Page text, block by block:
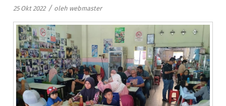
25 Okt 2022 / oleh webmaster